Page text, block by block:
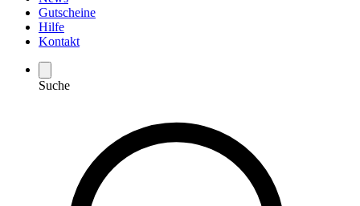
Gutscheine
Hilfe
Kontakt
Suche